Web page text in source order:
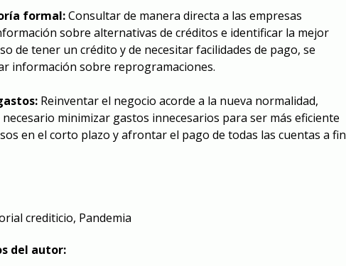
formal:Consultar de manera directa a las empresas
sobre alternativas de créditos e identificar la mejor
de tener un crédito y de necesitar facilidades de pago, se
información sobre reprogramaciones.
Reinventar el negocio acorde a la nueva normalidad,
minimizar gastos innecesarios para ser más eficiente
en el corto plazo y afrontar el pago de todas las cuentas a fin
crediticio, Pandemia
del autor: